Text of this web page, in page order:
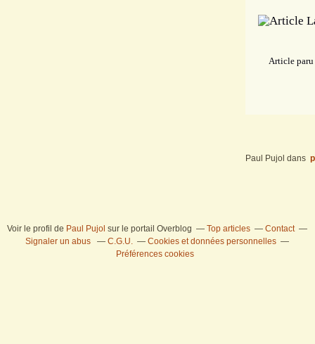
Article paru
Paul Pujol dans
Voir le profil de Paul Pujol sur le portail Overblog Top articles
Contact
Signaler un abus
C.G.U.
Cookies et données personnelles
Préférences cookies